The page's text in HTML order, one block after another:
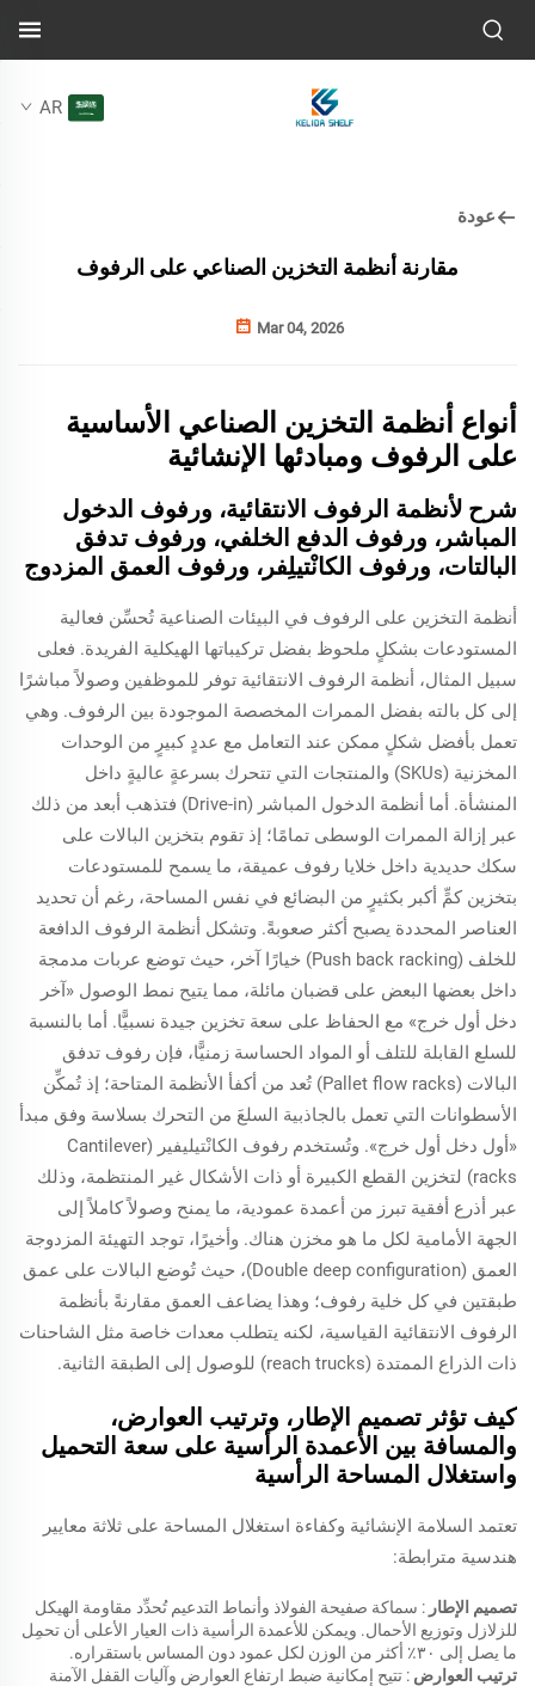
AR
عودة
مقارنة أنظمة التخزين الصناعي على الرفوف
Mar 04, 2026
أنواع أنظمة التخزين الصناعي الأساسية
على الرفوف ومبادئها الإنشائية
شرح لأنظمة الرفوف الانتقائية، ورفوف الدخول
المباشر، ورفوف الدفع الخلفي، ورفوف تدفق
البالتات، ورفوف الكانْتيلِفر، ورفوف العمق المزدوج
أنظمة التخزين على الرفوف في البيئات الصناعية تُحسِّن فعالية
المستودعات بشكلٍ ملحوظ بفضل تركيباتها الهيكلية الفريدة. فعلى
سبيل المثال، أنظمة الرفوف الانتقائية توفر للموظفين وصولاً مباشرًا
إلى كل بالته بفضل الممرات المخصصة الموجودة بين الرفوف. وهي
تعمل بأفضل شكلٍ ممكن عند التعامل مع عددٍ كبيرٍ من الوحدات
المخزنية (SKUs) والمنتجات التي تتحرك بسرعةٍ عاليةٍ داخل
المنشأة. أما أنظمة الدخول المباشر (Drive-in) فتذهب أبعد من ذلك
عبر إزالة الممرات الوسطى تمامًا؛ إذ تقوم بتخزين البالات على
سكك حديدية داخل خلايا رفوف عميقة، ما يسمح للمستودعات
بتخزين كمٍّ أكبر بكثيرٍ من البضائع في نفس المساحة، رغم أن تحديد
العناصر المحددة يصبح أكثر صعوبةً. وتشكل أنظمة الرفوف الدافعة
للخلف (Push back racking) خيارًا آخر، حيث توضع عربات مدمجة
داخل بعضها البعض على قضبان مائلة، مما يتيح نمط الوصول «آخر
دخل أول خرج» مع الحفاظ على سعة تخزين جيدة نسبيًّا. أما بالنسبة
للسلع القابلة للتلف أو المواد الحساسة زمنيًّا، فإن رفوف تدفق
البالات (Pallet flow racks) تُعد من أكفأ الأنظمة المتاحة؛ إذ تُمكِّن
الأسطوانات التي تعمل بالجاذبية السلعَ من التحرك بسلاسة وفق مبدأ
«أول دخل أول خرج». وتُستخدم رفوف الكانْتيليفير (Cantilever
racks) لتخزين القطع الكبيرة أو ذات الأشكال غير المنتظمة، وذلك
عبر أذرع أفقية تبرز من أعمدة عمودية، ما يمنح وصولاً كاملاً إلى
الجهة الأمامية لكل ما هو مخزن هناك. وأخيرًا، توجد التهيئة المزدوجة
العمق (Double deep configuration)، حيث تُوضع البالات على عمق
طبقتين في كل خلية رفوف؛ وهذا يضاعف العمق مقارنةً بأنظمة
الرفوف الانتقائية القياسية، لكنه يتطلب معدات خاصة مثل الشاحنات
ذات الذراع الممتدة (reach trucks) للوصول إلى الطبقة الثانية.
كيف تؤثر تصميم الإطار، وترتيب العوارض،
والمسافة بين الأعمدة الرأسية على سعة التحميل
واستغلال المساحة الرأسية
تعتمد السلامة الإنشائية وكفاءة استغلال المساحة على ثلاثة معايير
هندسية مترابطة:
تصميم الإطار : سماكة صفيحة الفولاذ وأنماط التدعيم تُحدِّد مقاومة الهيكل
للزلازل وتوزيع الأحمال. ويمكن للأعمدة الرأسية ذات العيار الأعلى أن تحمِل
ما يصل إلى ٣٠٪ أكثر من الوزن لكل عمود دون المساس باستقراره.
ترتيب العوارض : تتيح إمكانية ضبط ارتفاع العوارض وآليات القفل الآمنة